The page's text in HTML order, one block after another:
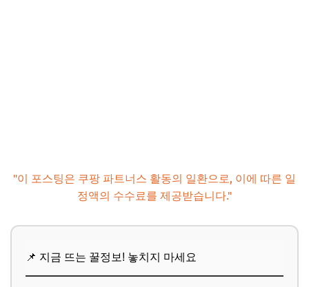
"이 포스팅은 쿠팡 파트너스 활동의 일환으로, 이에 따른 일
정액의 수수료를 제공받습니다."
📌 지금 뜨는 꿀정보! 놓치지 마세요